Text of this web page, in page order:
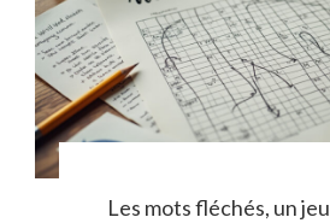
Les mots fléchés, un jeu